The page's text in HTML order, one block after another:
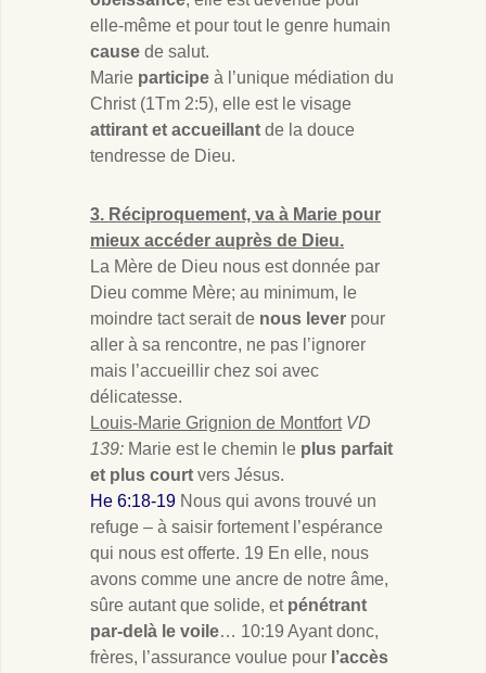
elle-même et pour tout le genre humain
cause de salut.
Marie participe à l’unique médiation du
Christ (1Tm 2:5), elle est le visage
attirant et accueillant de la douce
tendresse de Dieu.
3. Réciproquement, va à Marie pour
mieux accéder auprès de Dieu.
La Mère de Dieu nous est donnée par
Dieu comme Mère; au minimum, le
moindre tact serait de nous lever pour
aller à sa rencontre, ne pas l’ignorer
mais l’accueillir chez soi avec
délicatesse.
Louis-Marie Grignion de MontfortVD
139: Marie est le chemin le plus parfait
et plus court vers Jésus.
He 6:18-19 Nous qui avons trouvé un
refuge – à saisir fortement l’espérance
qui nous est offerte. 19 En elle, nous
avons comme une ancre de notre âme,
sûre autant que solide, et pénétrant
par-delà le voile… 10:19 Ayant donc,
frères, l’assurance voulue pour l’accès